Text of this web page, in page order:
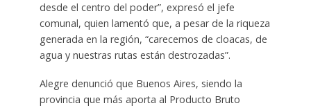
desde el centro del poder”, expresó el jefe
comunal, quien lamentó que, a pesar de la riqueza
generada en la región, “carecemos de cloacas, de
agua y nuestras rutas están destrozadas”.
Alegre denunció que Buenos Aires, siendo la
provincia que más aporta al Producto Bruto